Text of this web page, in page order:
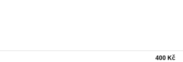
400 Kč